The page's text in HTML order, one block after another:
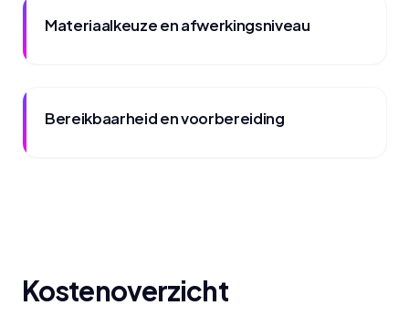
Materiaalkeuze en afwerkingsniveau
Bereikbaarheid en voorbereiding
Kostenoverzicht